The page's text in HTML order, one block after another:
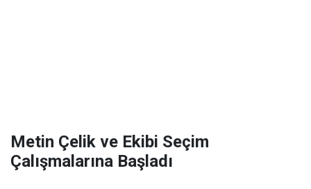
Metin Çelik ve Ekibi Seçim
Çalışmalarına Başladı